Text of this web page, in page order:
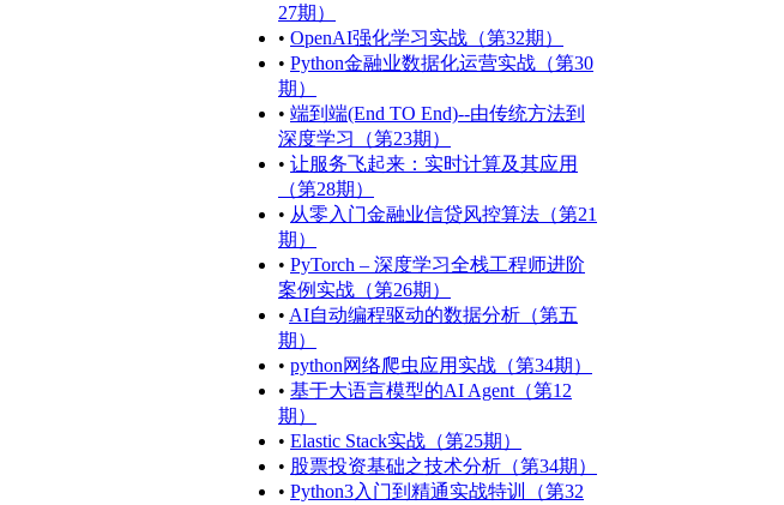
27期）
• OpenAI强化学习实战（第32期）
• Python金融业数据化运营实战（第30
期）
• 端到端(End TO End)--由传统方法到
深度学习（第23期）
• 让服务飞起来：实时计算及其应用
（第28期）
• 从零入门金融业信贷风控算法（第21
期）
• PyTorch – 深度学习全栈工程师进阶
案例实战（第26期）
• AI自动编程驱动的数据分析（第五
期）
• python网络爬虫应用实战（第34期）
• 基于大语言模型的AI Agent（第12
期）
• Elastic Stack实战（第25期）
• 股票投资基础之技术分析（第34期）
• Python3入门到精通实战特训（第32